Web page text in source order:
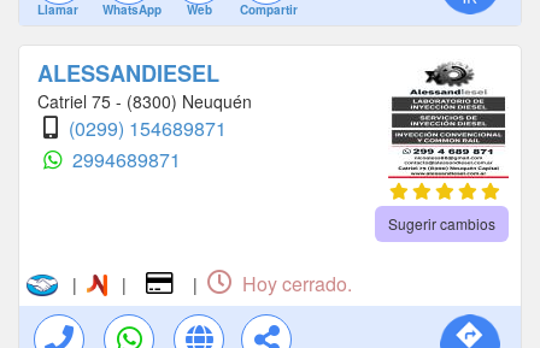
Llamar WhatsApp Web Compartir
ALESSANDIESEL
Catriel 75 - (8300) Neuquén
(0299) 154689871
2994689871
Sugerir cambios
| | | Hoy cerrado.